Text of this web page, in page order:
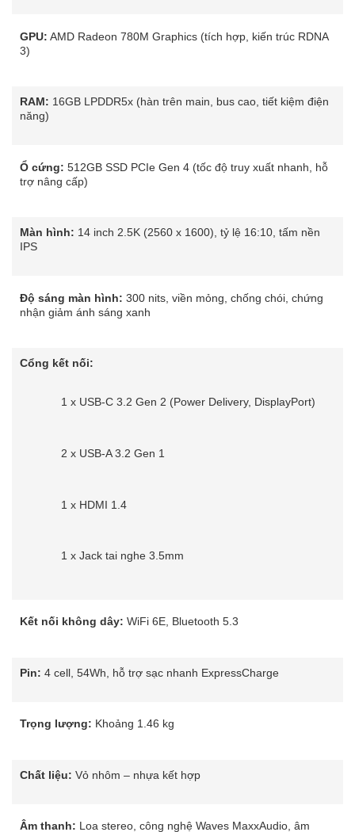
GPU: AMD Radeon 780M Graphics (tích hợp, kiến trúc RDNA
3)
RAM: 16GB LPDDR5x (hàn trên main, bus cao, tiết kiệm điện
năng)
Ổ cứng: 512GB SSD PCIe Gen 4 (tốc độ truy xuất nhanh, hỗ
trợ nâng cấp)
Màn hình: 14 inch 2.5K (2560 x 1600), tỷ lệ 16:10, tấm nền
IPS
Độ sáng màn hình: 300 nits, viền mỏng, chống chói, chứng
nhận giảm ánh sáng xanh
Cổng kết nối:
1 x USB-C 3.2 Gen 2 (Power Delivery, DisplayPort)
2 x USB-A 3.2 Gen 1
1 x HDMI 1.4
1 x Jack tai nghe 3.5mm
Kết nối không dây: WiFi 6E, Bluetooth 5.3
Pin: 4 cell, 54Wh, hỗ trợ sạc nhanh ExpressCharge
Trọng lượng: Khoảng 1.46 kg
Chất liệu: Vỏ nhôm – nhựa kết hợp
Âm thanh: Loa stereo, công nghệ Waves MaxxAudio, âm